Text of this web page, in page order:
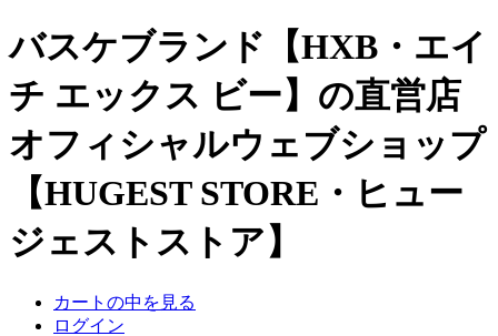
バスケブランド【HXB・エイ
チ エックス ビー】の直営店
オフィシャルウェブショップ
【HUGEST STORE・ヒュー
ジェストストア】
カートの中を見る
ログイン